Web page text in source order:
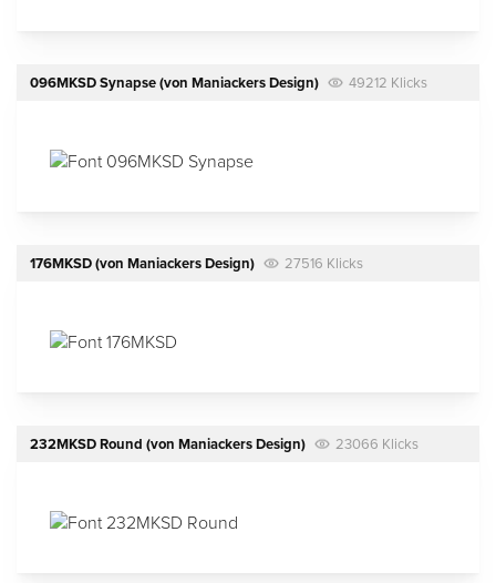
096MKSD Synapse(von Maniackers Design) 49212 Klicks
176MKSD(von Maniackers Design) 27516 Klicks
232MKSD Round (von Maniackers Design) 23066 Klicks